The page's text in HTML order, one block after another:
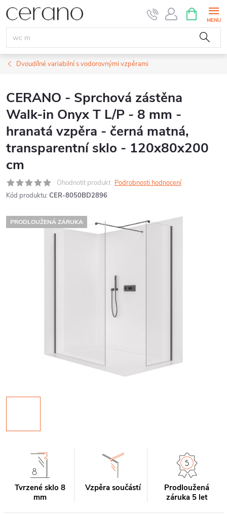
Přejít
na
obsah
NÁKUPNÍ
KOŠÍK
Dvoudílné variabilní s vodorovnými vzpěrami
CERANO - Sprchová zástěna
Walk-in Onyx T L/P - 8 mm -
hranatá vzpěra - černá matná,
transparentní sklo - 120x80x200
cm
Ohodnotit produkt Podrobnosti hodnocení
Kód produktu: CER-8050BD2896
PRODLOUŽENÁ ZÁRUKA
Tvrzené sklo 8
mm
Vzpěra součástí
Prodloužená
záruka 5 let